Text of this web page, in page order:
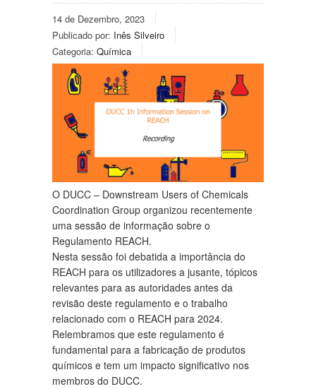
14 de Dezembro, 2023
Publicado por: Inês Silveiro
Categoria: Química
O DUCC – Downstream Users of Chemicals
Coordination Group organizou recentemente
uma sessão de informação sobre o
Regulamento REACH.
Nesta sessão foi debatida a importância do
REACH para os utilizadores a jusante, tópicos
relevantes para as autoridades antes da
revisão deste regulamento e o trabalho
relacionado com o REACH para 2024.
Relembramos que este regulamento é
fundamental para a fabricação de produtos
químicos e tem um impacto significativo nos
membros do DUCC.